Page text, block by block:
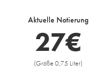
Aktuelle Notierung
27€
(Größe 0,75 Liter)